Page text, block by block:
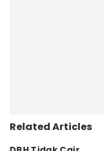
Related Articles